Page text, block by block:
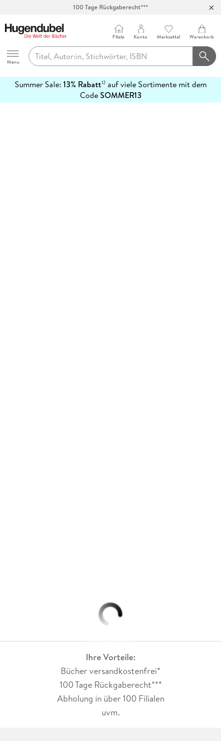
100 Tage Rückgaberecht***
Hugendubel
Menu
Filiale Konto Merkzettel Warenkorb
Summer Sale: 13% Rabatt12auf viele Sortimente mit dem
CodeSOMMER13
erfahren
Ihre Vorteile:
Bücher versandkostenfrei*
100 Tage Rückgaberecht***
Abholung in über 100 Filialen
uvm.